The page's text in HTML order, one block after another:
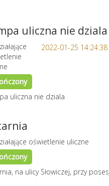
uliczna nie dziala
2022-01-25 14:24:38
uliczna nie dziala
oświetlenie uliczne
na ulicy Słowiczej, przy